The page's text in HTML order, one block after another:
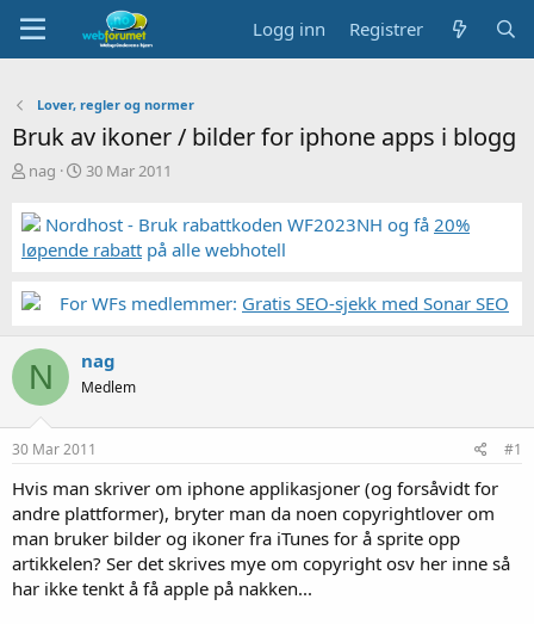
Logg inn Registrer
Lover, regler og normer
Bruk av ikoner / bilder for iphone apps i blogg
T
å
d
s
a
e
r
nag
S
r
t
a
30 Mar 2011
Nordhost - Bruk rabattkoden WF2023NH og få 20%
løpende rabatt på alle webhotell
For WFs medlemmer: Gratis SEO-sjekk med Sonar SEO
N nag
Medlem
30 Mar 2011 #1
Hvis man skriver om iphone applikasjoner (og forsåvidt for
andre plattformer), bryter man da noen copyrightlover om
man bruker bilder og ikoner fra iTunes for å sprite opp
artikkelen? Ser det skrives mye om copyright osv her inne så
har ikke tenkt å få apple på nakken...